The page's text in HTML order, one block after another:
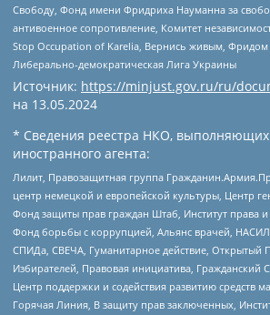
Свободу, Фонд имени Фридриха Науманна за
антивоенное сопротивление, Комитет
Stop Occupation of Karelia, Вернись живым, Фридом
Либерально-демократическая Лига Украины
Источник: https://minjust.gov.ru/ru/
на 13.05.2024
* Сведения реестра НКО,
иностранного агента:
Лилит, Правозащитная группа
центр немецкой и европейской культуры, Центр
Фонд защиты прав граждан Штаб, Институт права
Фонд борьбы с коррупцией, Альянс врачей,
СПИДа, СВЕЧА, Гуманитарное действие, Открытый
Избирателей, Правовая инициатива, Гражданский
Центр поддержки и содействия развитию средств
Горячая Линия, В защиту прав заключенных,